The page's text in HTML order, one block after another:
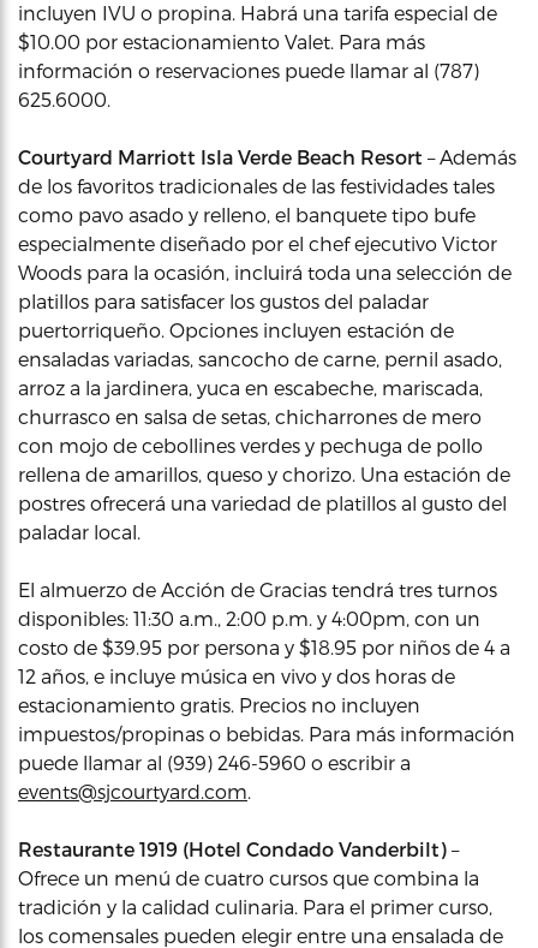
incluyen IVU o propina. Habrá una tarifa especial de
$10.00 por estacionamiento Valet. Para más
información o reservaciones puede llamar al (787)
625.6000.
Courtyard Marriott Isla Verde Beach Resort – Además
de los favoritos tradicionales de las festividades tales
como pavo asado y relleno, el banquete tipo bufe
especialmente diseñado por el chef ejecutivo Victor
Woods para la ocasión, incluirá toda una selección de
platillos para satisfacer los gustos del paladar
puertorriqueño. Opciones incluyen estación de
ensaladas variadas, sancocho de carne, pernil asado,
arroz a la jardinera, yuca en escabeche, mariscada,
churrasco en salsa de setas, chicharrones de mero
con mojo de cebollines verdes y pechuga de pollo
rellena de amarillos, queso y chorizo. Una estación de
postres ofrecerá una variedad de platillos al gusto del
paladar local.
El almuerzo de Acción de Gracias tendrá tres turnos
disponibles: 11:30 a.m., 2:00 p.m. y 4:00pm, con un
costo de $39.95 por persona y $18.95 por niños de 4 a
12 años, e incluye música en vivo y dos horas de
estacionamiento gratis. Precios no incluyen
impuestos/propinas o bebidas. Para más información
puede llamar al (939) 246-5960 o escribir a
events@sjcourtyard.com.
Restaurante 1919 (Hotel Condado Vanderbilt) –
Ofrece un menú de cuatro cursos que combina la
tradición y la calidad culinaria. Para el primer curso,
los comensales pueden elegir entre una ensalada de